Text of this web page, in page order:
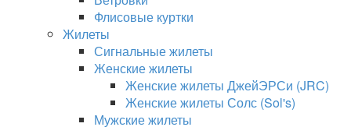
Флисовые куртки
Жилеты
Сигнальные жилеты
Женские жилеты
Женские жилеты ДжейЭРСи (JRC)
Женские жилеты Солс (Sol's)
Мужские жилеты